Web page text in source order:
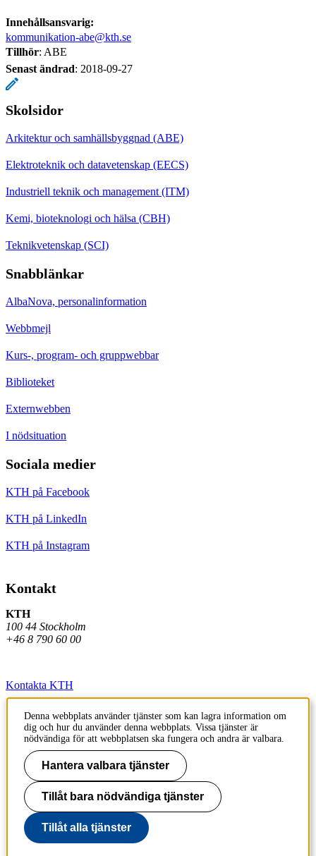
Innehållsansvarig:
kommunikation-abe@kth.se
Tillhör: ABE
Senast ändrad: 2018-09-27
Skolsidor
Arkitektur och samhällsbyggnad (ABE)
Elektroteknik och datavetenskap (EECS)
Industriell teknik och management (ITM)
Kemi, bioteknologi och hälsa (CBH)
Teknikvetenskap (SCI)
Snabblänkar
AlbaNova, personalinformation
Webbmejl
Kurs-, program- och gruppwebbar
Biblioteket
Externwebben
I nödsituation
Sociala medier
KTH på Facebook
KTH på LinkedIn
KTH på Instagram
Kontakt
KTH
100 44 Stockholm
+46 8 790 60 00
Kontakta KTH
Jobba på KTH
Press och media
Faktura och betalning KTH
Om KTH:s webbplatser
Tillgänglighetsredogörelse
Denna webbplats använder tjänster som kan lagra information om
dig och hur du använder denna webbplats. Vissa tjänster är
nödvändiga för att webbplatsen ska fungera och andra är valbara.
Hantera valbara tjänster
Tillåt bara nödvändiga tjänster
Tillåt alla tjänster